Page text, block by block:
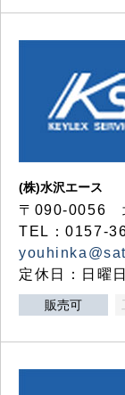
(株)水沢エース
〒090-0056
TEL：0157-
定休日：日曜
販売可